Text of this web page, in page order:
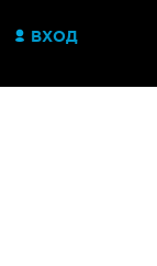
ВХОД